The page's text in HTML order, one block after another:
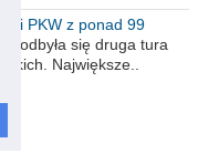
PKW z ponad 99
odbyła się druga tura
Największe..